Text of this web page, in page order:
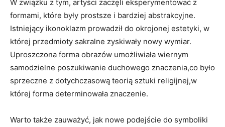
W związku z tym, artyści zaczęli eksperymentować z
formami, które były prostsze i bardziej abstrakcyjne.
Istniejący ikonoklazm prowadził do okrojonej estetyki, w
której przedmioty sakralne zyskiwały nowy wymiar.
Uproszczona forma obrazów umożliwiała wiernym
samodzielne poszukiwanie duchowego znaczenia,co było
sprzeczne z dotychczasową teorią sztuki religijnej,w
której forma determinowała znaczenie.
Warto także zauważyć, jak nowe podejście do symboliki